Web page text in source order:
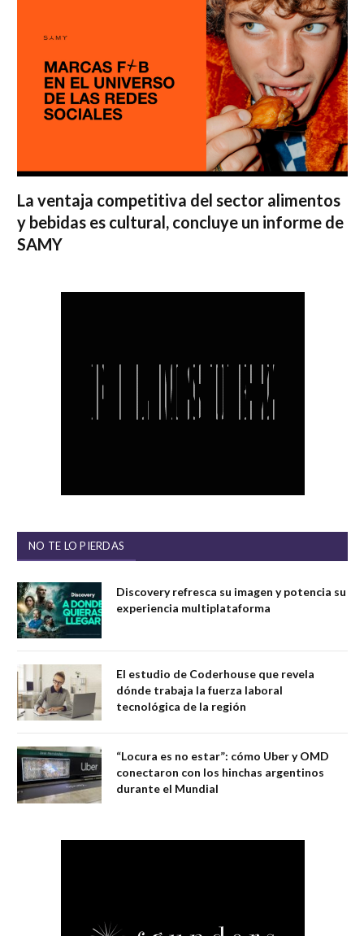
La ventaja competitiva del sector alimentos
y bebidas es cultural, concluye un informe de
SAMY
NO TE LO PIERDAS
Discovery refresca su imagen y potencia su
experiencia multiplataforma
El estudio de Coderhouse que revela
dónde trabaja la fuerza laboral
tecnológica de la región
“Locura es no estar”: cómo Uber y OMD
conectaron con los hinchas argentinos
durante el Mundial